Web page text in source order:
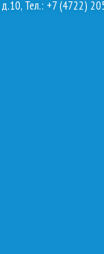
Тел.: +7 (4722)